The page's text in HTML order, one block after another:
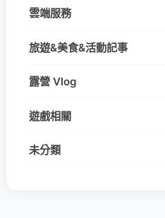
雲端服務
旅遊&美食&活動記事
露營 Vlog
遊戲相關
未分類